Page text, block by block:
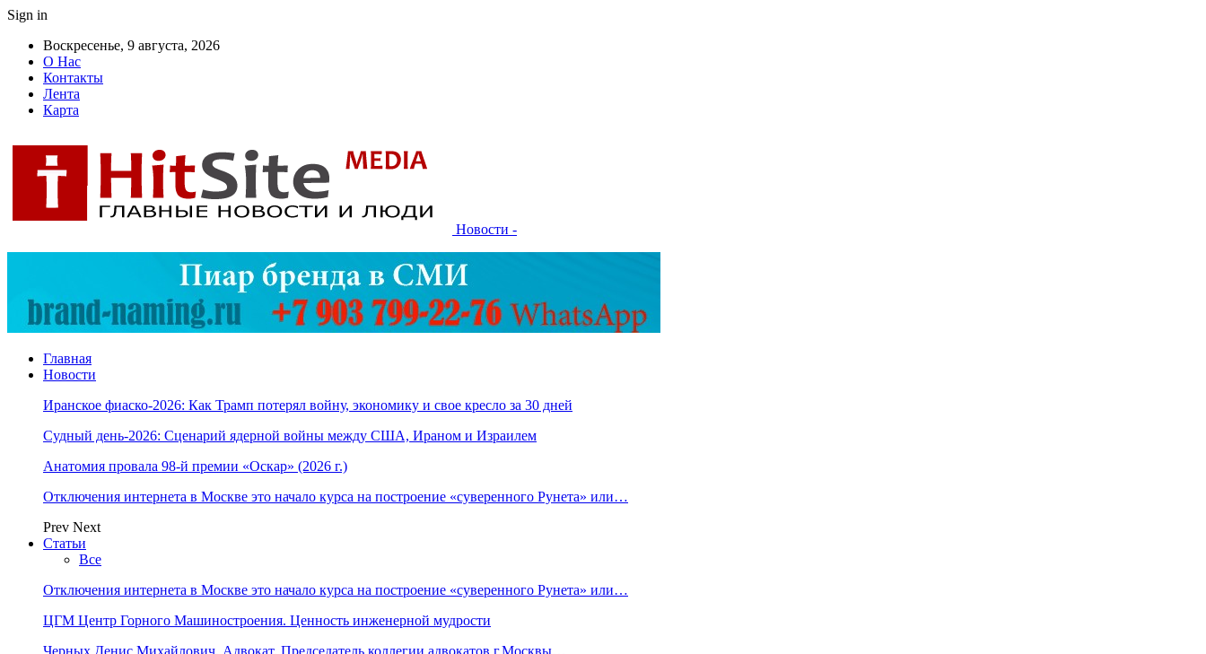
Sign in
Воскресенье, 9 августа, 2026
О Нас
Контакты
Лента
Карта
Новости -
Главная
Новости
Иранское фиаско-2026: Как Трамп потерял войну, экономику и свое кресло за 30 дней
Судный день-2026: Сценарий ядерной войны между США, Ираном и Израилем
Анатомия провала 98-й премии «Оскар» (2026 г.)
Отключения интернета в Москве это начало курса на построение «суверенного Рунета» или…
Prev Next
Статьи
Все
Отключения интернета в Москве это начало курса на построение «суверенного Рунета» или…
ЦГМ Центр Горного Машиностроения. Ценность инженерной мудрости
Черных Денис Михайлович, Адвокат, Председатель коллегии адвокатов г.Москвы…